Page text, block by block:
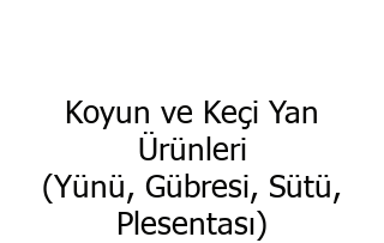
Koyun ve Keçi Yan
Ürünleri
(Yünü, Gübresi, Sütü,
Plesentası)